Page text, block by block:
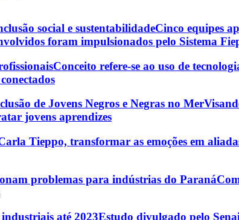
social e sustentabilidadeCinco equipes
foram impulsionados pelo Sistema
Conceito refere-se ao uso de
de Jovens Negros e Negras no Mer
jovens aprendizes
Tieppo, transformar as emoções em
problemas para indústrias do Paraná
até 2023Estudo divulgado pelo